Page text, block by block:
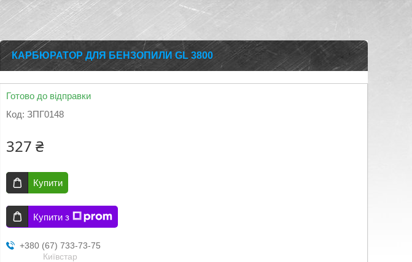
КАРБЮРАТОР ДЛЯ БЕНЗОПИЛИ GL 3800
Готово до відправки
Код: ЗПГ0148
327 ₴
Купити
Купити з
+380 (67) 733-73-75
Київстар